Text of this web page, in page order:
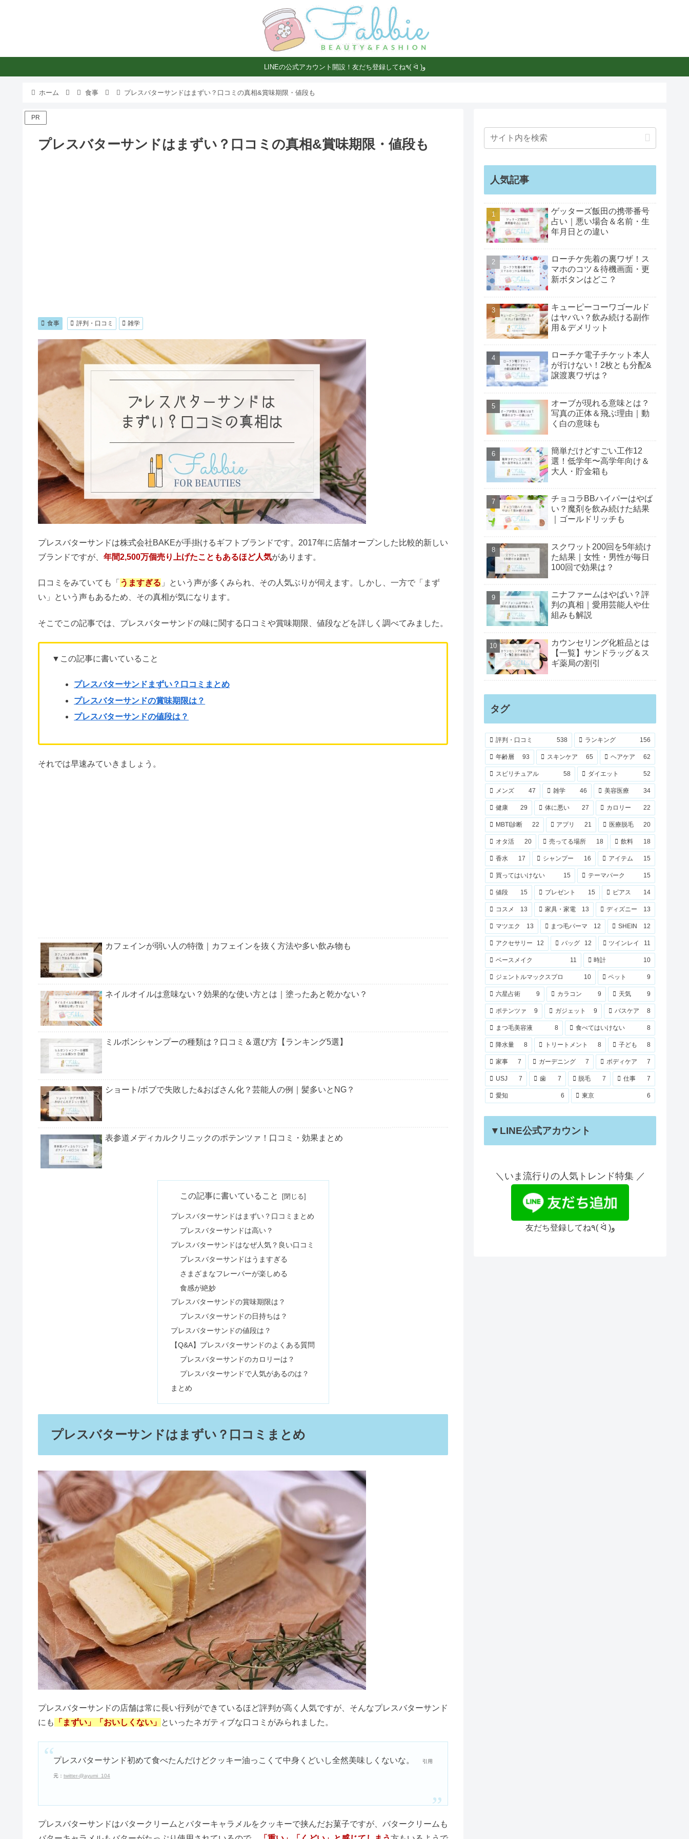
LINEの公式アカウント開設！友だち登録してね٩( ᐛ )و
ホーム 食事 プレスバターサンドはまずい？口コミの真相&賞味期限・値段も
PR
プレスバターサンドはまずい？口コミの真相&賞味期限・値段も
食事 評判・口コミ 雑学
プレスバターサンドは株式会社BAKEが手掛けるギフトブランドです。2017年に店舗オープンした比較的新しい
ブランドですが、 年間2,500万個売り上げたこともあるほど人気があります。
口コミをみていても「 うますぎる 」という声が多くみられ、その人気ぶりが伺えます。しかし、一方で「まず
い」という声もあるため、その真相が気になります。
そこでこの記事では、プレスバターサンドの味に関する口コミや賞味期限、値段などを詳しく調べてみました。
▼この記事に書いていること
プレスバターサンドまずい？口コミまとめ
プレスバターサンドの賞味期限は？
プレスバターサンドの値段は？
それでは早速みていきましょう。
カフェインが弱い人の特徴｜カフェインを抜く方法や多い飲み物も
ネイルオイルは意味ない？効果的な使い方とは｜塗ったあと乾かない？
ミルボンシャンプーの種類は？口コミ＆選び方【ランキング5選】
ショート/ボブで失敗した&おばさん化？芸能人の例｜髪多いとNG？
表参道メディカルクリニックのポテンツァ！口コミ・効果まとめ
塩化マグネシウム風呂は危険？効果&デメリット｜風呂釜が痛む？
社会人サークルは危ない？一人で入る＆出会い目的はOK？
梅ジュースで食中毒？梅シロップのカビ・泡・濁り＆発酵の目安も
eteの年齢層は30代・50代でもOK？似てるブランドを調査してみた
クマケアクリニック大阪の口コミ・評判を調べてみた【梅田・茶屋町】
20キロ痩せたら別人？可愛い？見た目の変化【驚きの口コミ】
アーカーの年齢層！ダサいって評判は本当？結婚指輪の芸能人まとめ
エマーキットの偽物の見分け方！正規品のシール・QRコード・箱の特徴まとめ
角栓は背中にもできる？黒い&巨大な毛穴詰まりの取り方とは？
ヨギボーで失敗・後悔の口コミ！腰痛持ちには体に悪い＆へたりやすい？
ジェルネイルをやめてよかったこと｜やらないほうがいい？後悔する？
この記事に書いていること
プレスバターサンドはまずい？口コミまとめ
プレスバターサンドは高い？
プレスバターサンドはなぜ人気？良い口コミ
プレスバターサンドはうますぎる
さまざまなフレーバーが楽しめる
食感が絶妙
プレスバターサンドの賞味期限は？
プレスバターサンドの日持ちは？
プレスバターサンドの値段は？
【Q&A】プレスバターサンドのよくある質問
プレスバターサンドのカロリーは？
プレスバターサンドで人気があるのは？
まとめ
プレスバターサンドはまずい？口コミまとめ
プレスバターサンドの店舗は常に長い行列ができているほど評判が高く人気ですが、そんなプレスバターサンド
にも
「まずい」「おいしくない」 といったネガティブな口コミがみられました。
プレスバターサンド初めて食べたんだけどクッキー油っこくて中身くどいし全然美味しくないな。 引用
元： twitter-@ayumi_104
プレスバターサンドはバタークリームとバターキャラメルをクッキーで挟んだお菓子ですが、バタークリームも
人気記事
ゲッターズ飯田の携帯番号
占い｜悪い場合＆名前・生
年月日との違い
ローチケ先着の裏ワザ！ス
マホのコツ＆待機画面・更
新ボタンはどこ？
キューピーコーワゴールド
はヤバい？飲み続ける副作
用＆デメリット
ローチケ電子チケット本人
が行けない！2枚とも分配&
譲渡裏ワザは？
オーブが現れる意味とは？
写真の正体＆飛ぶ理由｜動
く白の意味も
簡単だけどすごい工作12
選！低学年〜高学年向け＆
大人・貯金箱も
チョコラBBハイパーはやば
い？魔剤を飲み続けた結果
｜ゴールドリッチも
スクワット200回を5年続け
た結果｜女性・男性が毎日
100回で効果は？
ニナファームはやばい？評
判の真相｜愛用芸能人や仕
組みも解説
カウンセリング化粧品とは
【一覧】サンドラッグ＆ス
ギ薬局の割引
タグ
評判・口コミ 538 ランキング 156
年齢層 93 スキンケア 65 ヘアケア 62
スピリチュアル 58 ダイエット 52
メンズ 47 雑学 46 美容医療 34
健康 29 体に悪い 27 カロリー 22
MBTI診断 22 アプリ 21 医療脱毛 20
オタ活 20 売ってる場所 18 飲料 18
香水 17 シャンプー 16 アイテム 15
買ってはいけない 15 テーマパーク 15
値段 15 プレゼント 15 ピアス 14
コスメ 13 家具・家電 13 ディズニー 13
マツエク 13 まつ毛パーマ 12 SHEIN 12
アクセサリー 12 バッグ 12 ツインレイ 11
ベースメイク 11 時計 10
ジェントルマックスプロ 10 ペット 9
六星占術 9 カラコン 9 天気 9
ポテンツァ 9 ガジェット 9 バスケア 8
まつ毛美容液 8 食べてはいけない 8
降水量 8 トリートメント 8 子ども 8
家事 7 ガーデニング 7 ボディケア 7
USJ 7 歯 7 脱毛 7 仕事 7
愛知 6 東京 6
▼LINE公式アカウント
＼いま流行りの人気トレンド特集 ／
友だち登録してね٩( ᐛ )و